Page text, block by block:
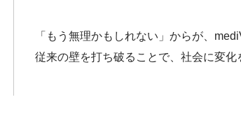
「もう無理かもしれない」からが、
従来の壁を打ち破ることで、社会に変化